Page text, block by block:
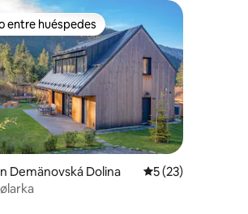
5 de 5; 7 evaluaciones
entre huéspedes
entre huéspedes
Demänovská Dolina Calificación
5 (23)